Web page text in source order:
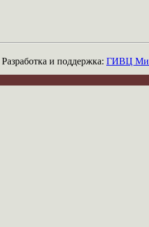
Разработка и поддержка: ГИВЦ